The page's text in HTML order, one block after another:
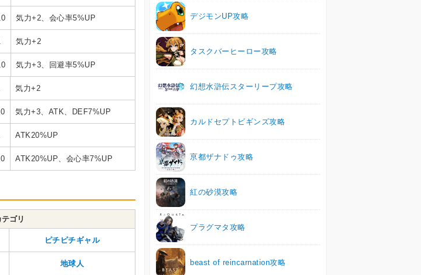
気力+2、会心率5%UP
気力+2
気力+3、回避率5%UP
気力+2
気力+3、ATK、DEF7%UP
ATK20%UP
ATK20%UP、会心率7%UP
テゴリ
ピチピチギャル
地球人
デジモンUP攻略
タスクバーヒーロー攻略
幻想水滸伝スターリープ攻略
カルドセプトビギンズ攻略
亰都ザナドゥ攻略
紅の砂漠攻略
プラグマタ攻略
beast of reincarnation攻略